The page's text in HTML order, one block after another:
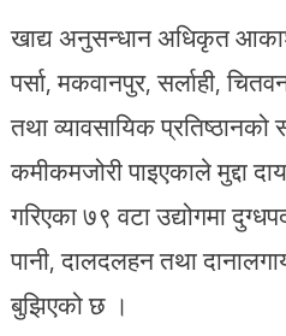
खाद्य अनुसन्धान अधिकृत
पर्सा, मकवानपुर, सर्लाही,
तथा व्यावसायिक
कमीकमजोरी पाइएकाले मुद्दा
गरिएका ७९ वटा उद्योगमा
पानी, दालदलहन तथा
बुझिएको छ ।